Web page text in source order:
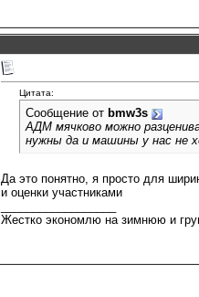
Цитата:
Сообщение от bmw3s
АДМ мячково можно
нужны да и машины у нас не
Да это понятно, я просто для
и оценки участниками
Жестко экономлю на зимнюю и